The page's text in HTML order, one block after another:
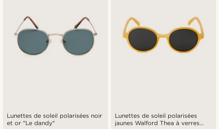
Lunettes de soleil polarisées noir
et or "Le dandy"
Lunettes de soleil polarisées
jaunes Walford Thea à verres